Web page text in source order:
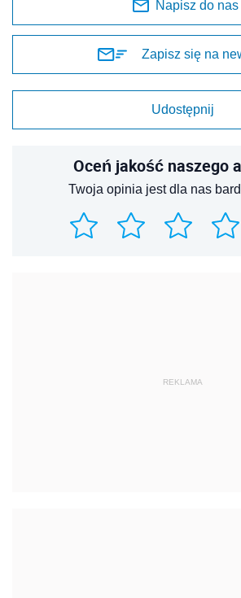
Napisz do nas
Zapisz się na
Udostępnij
Oceń jakość naszego
Twoja opinia jest dla nas
REKLAMA